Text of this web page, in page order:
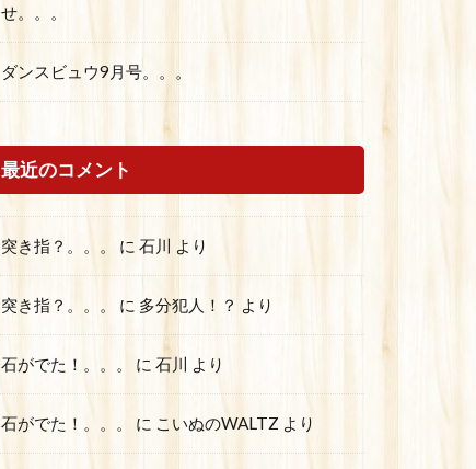
せ。。。
ダンスビュウ9月号。。。
最近のコメント
突き指？。。。 に 石川 より
突き指？。。。 に 多分犯人！？ より
石がでた！。。。 に 石川 より
石がでた！。。。 に こいぬのWALTZ より